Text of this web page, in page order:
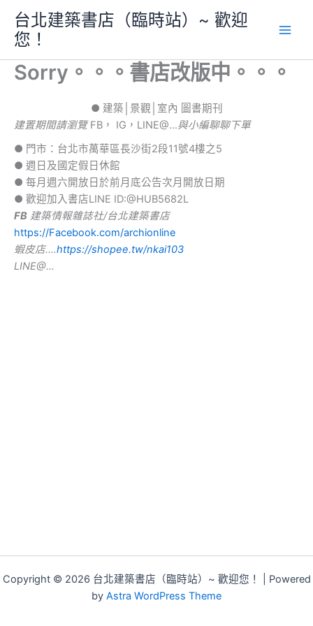
要
台北建築書店（臨時站）~ 歡迎
您！
Sorry。。。書店改版中。。。
● 建築│景觀│室內 圖書期刊
建置期間請瀏覽FB， IG，LINE@…與小編聊聊下單
● 門市：台北市萬華區長沙街2段11號4樓之5
● 週日及國定假日休館
● 每月週六開放日於前月底公告次月開放日期
● 歡迎加入書店LINE ID:@HUB5682L
FB 建築情報雜誌社/台北建築書店
https://Facebook.com/archionline
蝦皮店….https://shopee.tw/nkai103
LINE@…
Copyright © 2026 台北建築書店（臨時站）~ 歡迎您！ | Powered
by Astra WordPress Theme